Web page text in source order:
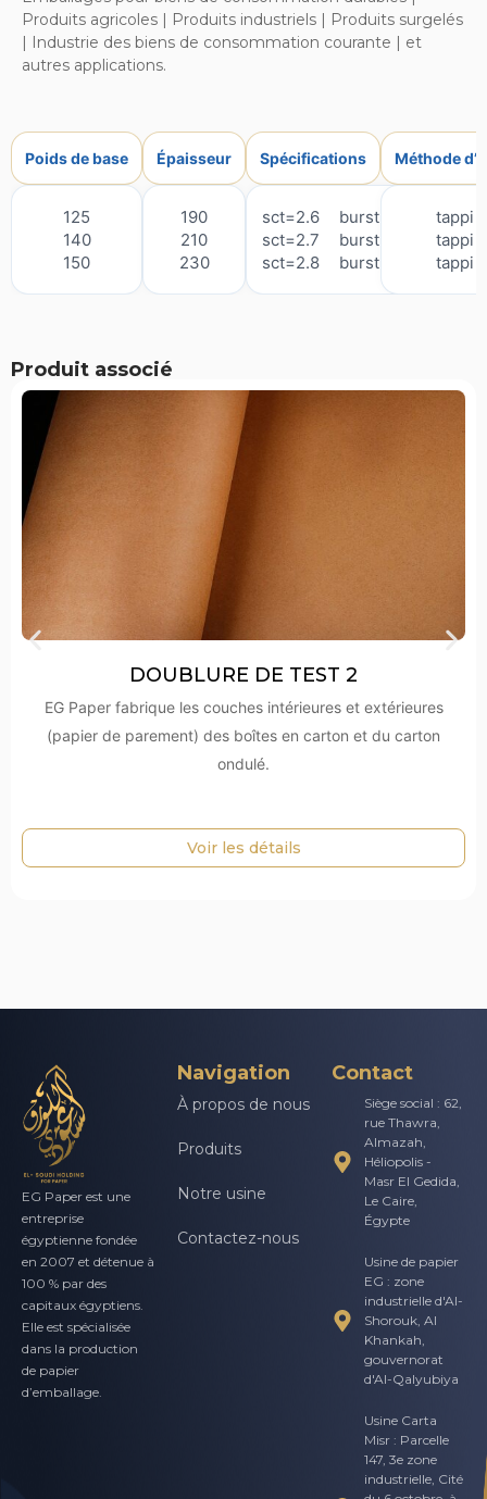
Produits agricoles | Produits industriels | Produits surgelés
| Industrie des biens de consommation courante | et
autres applications.
Poids de base
125
140
150
Épaisseur
190
210
230
Spécifications
sct=2.6
burst=350
sct=2.7
burst=380
sct=2.8
burst=400
Méthode
tappi
tappi
tappi
Produit associé
DOUBLURE DE TEST 2
EG Paper fabrique les couches intérieures et extérieures
(papier de parement) des boîtes en carton et du carton
ondulé.
Voir les détails
EG Paper est une
entreprise
égyptienne fondée
en 2007 et détenue à
100 % par des
capitaux égyptiens.
Elle est spécialisée
dans la production
de papier
d’emballage.
Navigation
À propos de nous
Produits
Notre usine
Contactez-nous
Contact
Siège social : 62,
rue Thawra,
Almazah,
Héliopolis -
Masr El Gedida,
Le Caire,
Égypte
Usine de papier
EG : zone
industrielle d'Al-
Shorouk, Al
Khankah,
gouvernorat
d'Al-Qalyubiya
Usine Carta
Misr : Parcelle
147, 3e zone
industrielle, Cité